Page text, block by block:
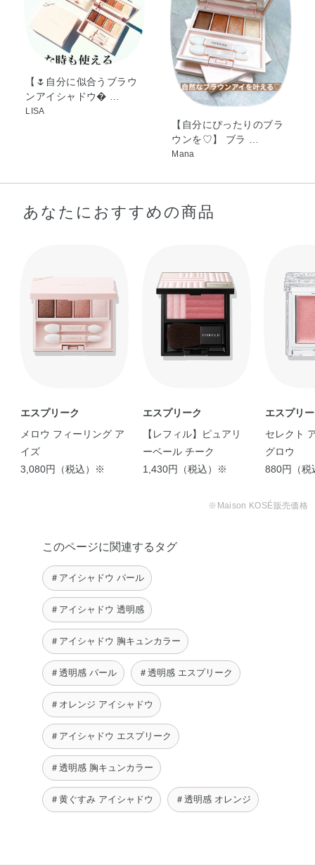
細チップで目尻から目頭へ目の際に細く入れます。
太チップでB色をぼかすようにアイホールのくぼみへぼかします。
太チップでC色をぼかすようにアイホールのくぼみへぼかします。
【🌷自分に似合うブラウ
ンアイシャドウ …
LISA
【自分にぴったりのブラ
ウンを♡】 ブラ …
Mana
あなたにおすすめの商品
エスプリーク
メロウ フィーリング ア
イズ
3,080円（税込）※
エスプリーク
【レフィル】ピュアリ
ーベール チーク
1,430円（税込）※
エスプリ
セレクト
グロウ
880円（
※Maison KOSÉ販売価格
このページに関連するタグ
＃アイシャドウ パール
＃アイシャドウ 透明感
＃アイシャドウ 胸キュンカラー
＃透明感 パール ＃透明感 エスプリーク
＃オレンジ アイシャドウ
＃アイシャドウ エスプリーク
＃透明感 胸キュンカラー
＃黄ぐすみ アイシャドウ ＃透明感 オレンジ